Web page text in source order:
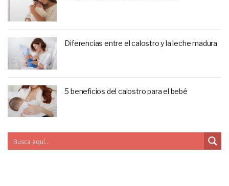
Diferencias entre el calostro y la leche madura
5 beneficios del calostro para el bebé